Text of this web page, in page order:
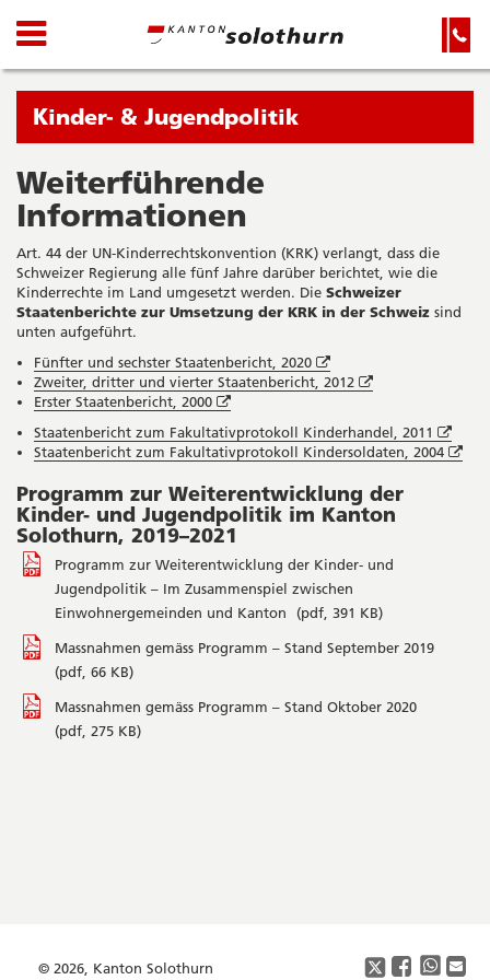
Kanton
Solothurn
Wichtige
Seiten
Startseite
Hauptnavigation
Inhalt
Suche
Navigation
und
Suche
Navigation
Sie
befinden
sich
gerade
Kinder- & Jugendpolitik
Weiterführende
Informationen
Art. 44 der UN-Kinderrechtskonvention (KRK) verlangt, dass die
Schweizer Regierung alle fünf Jahre darüber berichtet, wie die
Kinderrechte im Land umgesetzt werden. Die Schweizer
Staatenberichte zur Umsetzung der KRK in der Schweiz sind
unten aufgeführt.
Fünfter und sechster Staatenbericht, 2020
Öffnet
in
Zweiter, dritter und vierter Staatenbericht, 2012
Öffnet
Fenster
Erster Staatenbericht, 2000
Öffnet
neuem
Fenster
Staatenbericht zum Fakultativprotokoll Kinderhandel, 2011
in
Staatenbericht zum Fakultativprotokoll Kindersoldaten, 2004
Programm zur Weiterentwicklung der
Kinder- und Jugendpolitik im Kanton
Solothurn, 2019–2021
Programm zur Weiterentwicklung der Kinder- und
Jugendpolitik – Im Zusammenspiel zwischen
Einwohnergemeinden und Kanton
(pdf, 391 KB)
Massnahmen gemäss Programm – Stand September 2019
(pdf, 66 KB)
Massnahmen gemäss Programm – Stand Oktober 2020
(pdf, 275 KB)
© 2026, Kanton Solothurn